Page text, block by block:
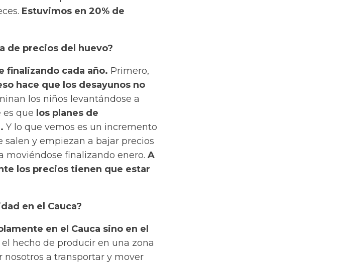
Estuvimos en 20% de
de precios del huevo?
finalizando cada año. Primero,
hace que los desayunos no
los niños levantándose a
es que los planes de
Y lo que vemos es un incremento
y empiezan a bajar precios
moviéndose finalizando enero. A
los precios tienen que estar
en el Cauca?
en el Cauca sino en el
el hecho de producir en una zona
nosotros a transportar y mover